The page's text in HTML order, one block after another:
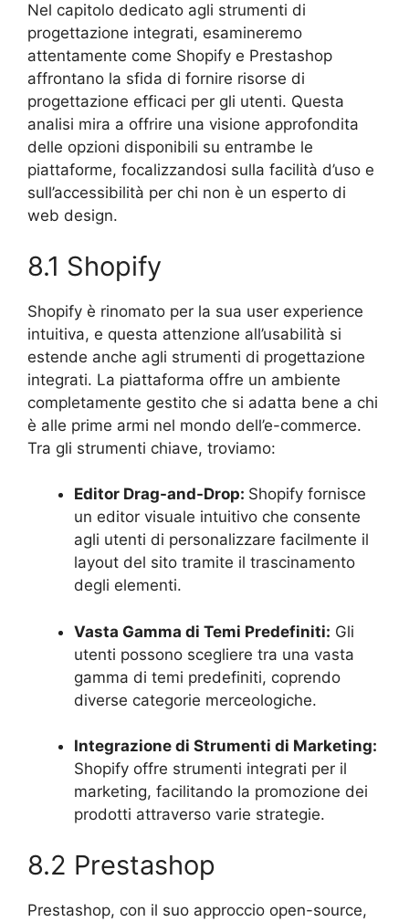
Nel capitolo dedicato agli strumenti di
progettazione integrati, esamineremo
attentamente come Shopify e Prestashop
affrontano la sfida di fornire risorse di
progettazione efficaci per gli utenti. Questa
analisi mira a offrire una visione approfondita
delle opzioni disponibili su entrambe le
piattaforme, focalizzandosi sulla facilità d’uso e
sull’accessibilità per chi non è un esperto di
web design.
8.1 Shopify
Shopify è rinomato per la sua user experience
intuitiva, e questa attenzione all’usabilità si
estende anche agli strumenti di progettazione
integrati. La piattaforma offre un ambiente
completamente gestito che si adatta bene a chi
è alle prime armi nel mondo dell’e-commerce.
Tra gli strumenti chiave, troviamo:
Editor Drag-and-Drop: Shopify fornisce
un editor visuale intuitivo che consente
agli utenti di personalizzare facilmente il
layout del sito tramite il trascinamento
degli elementi.
Vasta Gamma di Temi Predefiniti: Gli
utenti possono scegliere tra una vasta
gamma di temi predefiniti, coprendo
diverse categorie merceologiche.
Integrazione di Strumenti di Marketing:
Shopify offre strumenti integrati per il
marketing, facilitando la promozione dei
prodotti attraverso varie strategie.
8.2 Prestashop
Prestashop, con il suo approccio open-source,